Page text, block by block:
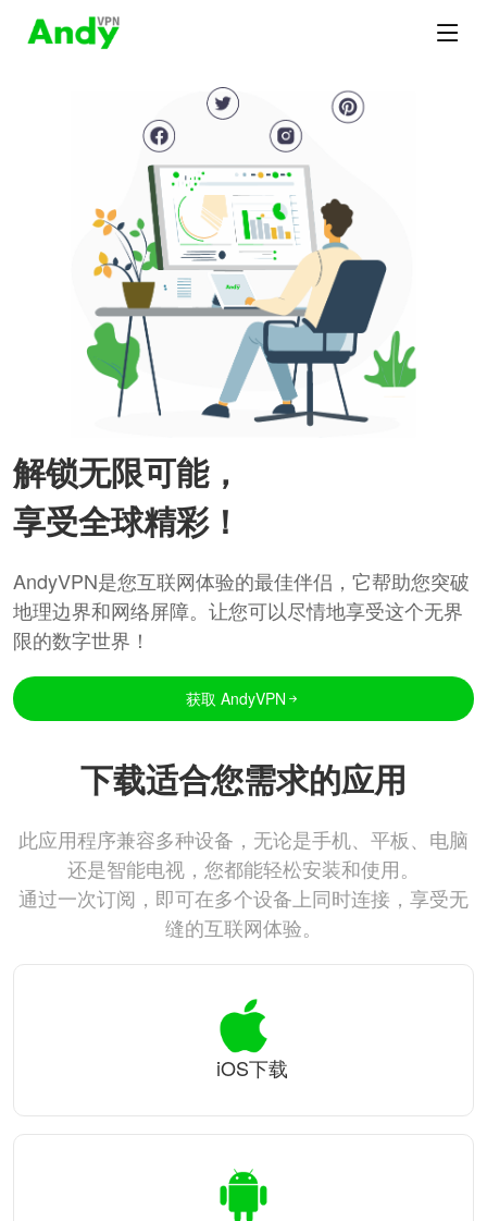
解锁无限可能，
享受全球精彩！
AndyVPN是您互联网体验的最佳伴侣，它帮助您突破
地理边界和网络屏障。让您可以尽情地享受这个无界
限的数字世界！
获取 AndyVPN
下载适合您需求的应用
此应用程序兼容多种设备，无论是手机、平板、电脑
还是智能电视，您都能轻松安装和使用。
通过一次订阅，即可在多个设备上同时连接，享受无
缝的互联网体验。
iOS下载